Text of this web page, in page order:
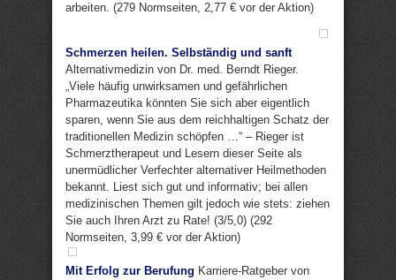
arbeiten. (279 Normseiten, 2,77 € vor der Aktion)
Schmerzen heilen. Selbständig und sanft
Alternativmedizin von Dr. med. Berndt Rieger.
„Viele häufig unwirksamen und gefährlichen
Pharmazeutika könnten Sie sich aber eigentlich
sparen, wenn Sie aus dem reichhaltigen Schatz der
traditionellen Medizin schöpfen …“ – Rieger ist
Schmerztherapeut und Lesern dieser Seite als
unermüdlicher Verfechter alternativer Heilmethoden
bekannt. Liest sich gut und informativ; bei allen
medizinischen Themen gilt jedoch wie stets: ziehen
Sie auch Ihren Arzt zu Rate! (3/5,0) (292
Normseiten, 3,99 € vor der Aktion)
Mit Erfolg zur Berufung Karriere-Ratgeber von